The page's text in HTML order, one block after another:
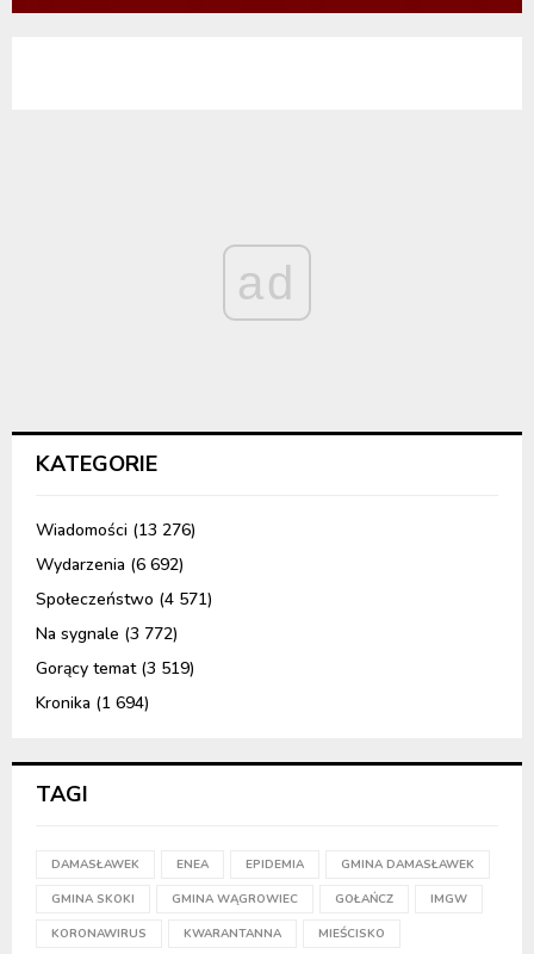
ad
KATEGORIE
Wiadomości (13 276)
Wydarzenia (6 692)
Społeczeństwo (4 571)
Na sygnale (3 772)
Gorący temat(3 519)
Kronika (1 694)
TAGI
DAMASŁAWEK ENEA EPIDEMIA GMINA DAMASŁAWEK
GMINA SKOKI GMINA WĄGROWIEC GOŁAŃCZ IMGW
KORONAWIRUS KWARANTANNA MIEŚCISKO